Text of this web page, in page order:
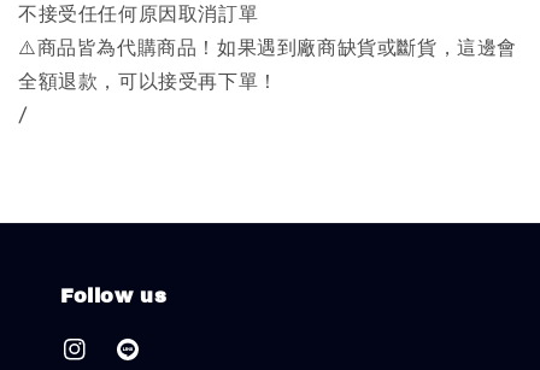
不接受任任何原因取消訂單
⚠️商品皆為代購商品！如果遇到廠商缺貨或斷貨，這邊會
全額退款，可以接受再下單！
/
Follow us